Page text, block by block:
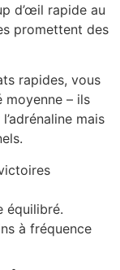
d’œil rapide au
promettent des
rapides, vous
– ils
mais
équilibré.
à fréquence